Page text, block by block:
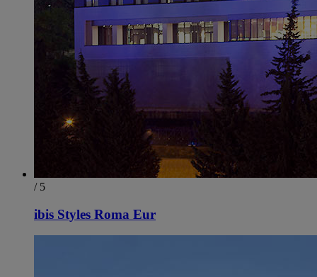
/ 5
ibis Styles Roma Eur